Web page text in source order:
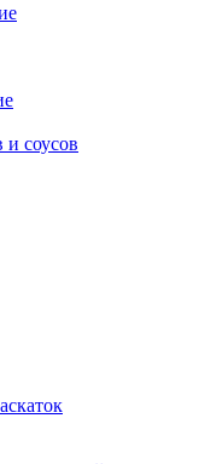
и соусов